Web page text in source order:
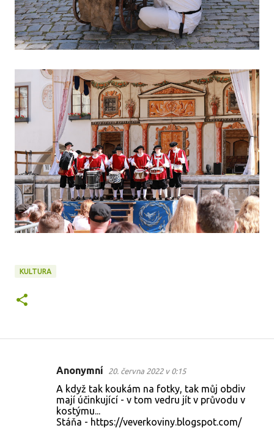
KULTURA
Anonymní 20. června 2022 v 0:15
A když tak koukám na fotky, tak můj obdiv
mají účinkující - v tom vedru jít v průvodu v
kostýmu...
Stáňa - https://veverkoviny.blogspot.com/